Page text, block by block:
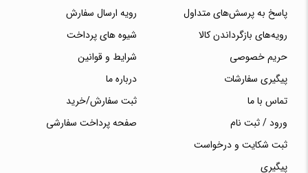
پاسخ به پرسش‌های متداول
رویه‌های بازگرداندن کالا
حریم خصوصی
پیگیری سفارشات
تماس با ما
ورود / ثبت نام
ثبت شکایت و درخواست
پیگیری
رویه ارسال سفارش
شیوه های پرداخت
شرایط و قوانین
درباره ما
ثبت سفارش/خرید
صفحه پرداخت سفارشی